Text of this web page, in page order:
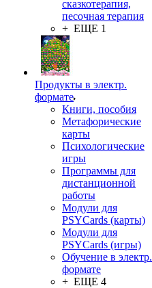
сказкотерапия,
песочная терапия
+ ЕЩЕ 1
Продукты в электр.
формате
Книги, пособия
Метафорические
карты
Психологические
игры
Программы для
дистанционной
работы
Модули для
PSYCards (карты)
Модули для
PSYCards (игры)
Обучение в электр.
формате
+ ЕЩЕ 4